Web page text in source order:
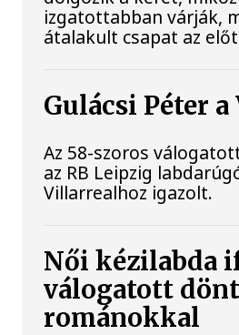
izgatottabban várják,
átalakult csapat az
Gulácsi Péter
Az 58-szoros
az RB Leipzig
Villarrealhoz igazolt.
Női kézilabda
válogatott
románokkal